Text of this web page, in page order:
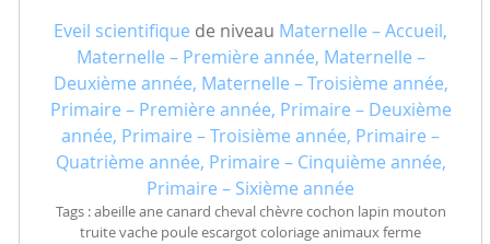
Eveil scientifique de niveau Maternelle – Accueil,
Maternelle – Première année, Maternelle –
Deuxième année, Maternelle – Troisième année,
Primaire – Première année, Primaire – Deuxième
année, Primaire – Troisième année, Primaire –
Quatrième année, Primaire – Cinquième année,
Primaire – Sixième année
Tags : abeille ane canard cheval chèvre cochon lapin mouton
truite vache poule escargot coloriage animaux ferme